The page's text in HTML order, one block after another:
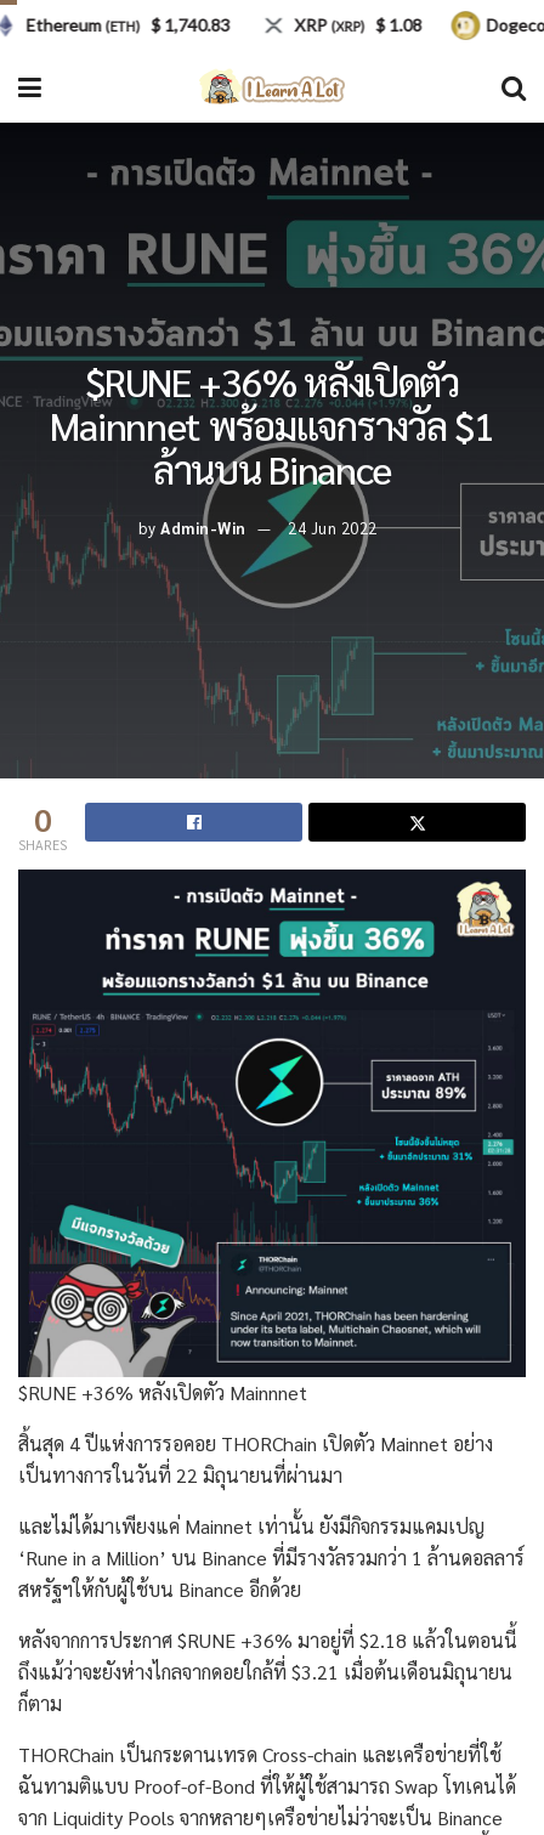
$RUNE +36% หลังเปิดตัว
Mainnnet พร้อมแจกรางวัล $1
ล้านบน Binance
by Admin-Win 24 Jun 2022
0
SHARES
$RUNE +36% หลังเปิดตัว Mainnnet
สิ้นสุด 4 ปีแห่งการรอคอย THORChain เปิดตัว Mainnet อย่าง
เป็นทางการในวันที่ 22 มิถุนายนที่ผ่านมา
และไม่ได้มาเพียงแค่ Mainnet เท่านั้น ยังมีกิจกรรมแคมเปญ
‘Rune in a Million’ บน Binance ที่มีรางวัลรวมกว่า 1 ล้านดอลลาร์
สหรัฐฯให้กับผู้ใช้บน Binance อีกด้วย
หลังจากการประกาศ $RUNE +36% มาอยู่ที่ $2.18 แล้วในตอนนี้
ถึงแม้ว่าจะยังห่างไกลจากดอยใกล้ที่ $3.21 เมื่อต้นเดือนมิถุนายน
ก็ตาม
THORChain เป็นกระดานเทรด Cross-chain และเครือข่ายที่ใช้
ฉันทามติแบบ Proof-of-Bond ที่ให้ผู้ใช้สามารถ Swap โทเคนได้
จาก Liquidity Pools จากหลายๆเครือข่ายไม่ว่าจะเป็น Binance
(ETH) $ 1,740.83 XRP(XRP) $ 1.08 Dogecoin